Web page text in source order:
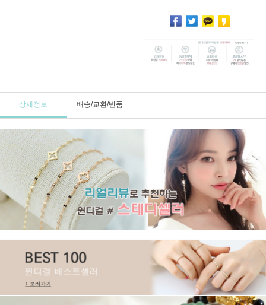
상세정보 배송/교환/반품